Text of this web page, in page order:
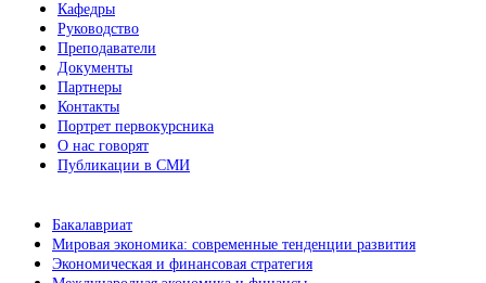
Кафедры
Руководство
Преподаватели
Документы
Партнеры
Контакты
Портрет первокурсника
О нас говорят
Публикации в СМИ
Бакалавриат
Мировая экономика: современные тенденции развития
Экономическая и финансовая стратегия